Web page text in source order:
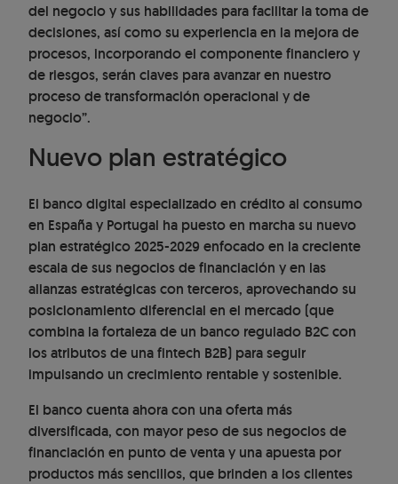
del negocio y sus habilidades para facilitar la toma de
decisiones, así como su experiencia en la mejora de
procesos, incorporando el componente financiero y
de riesgos, serán claves para avanzar en nuestro
proceso de transformación operacional y de
negocio”.
Nuevo plan estratégico
El banco digital especializado en crédito al consumo
en España y Portugal ha puesto en marcha su nuevo
plan estratégico 2025-2029 enfocado en la creciente
escala de sus negocios de financiación y en las
alianzas estratégicas con terceros, aprovechando su
posicionamiento diferencial en el mercado (que
combina la fortaleza de un banco regulado B2C con
los atributos de una fintech B2B) para seguir
impulsando un crecimiento rentable y sostenible.
El banco cuenta ahora con una oferta más
diversificada, con mayor peso de sus negocios de
financiación en punto de venta y una apuesta por
productos más sencillos, que brinden a los clientes